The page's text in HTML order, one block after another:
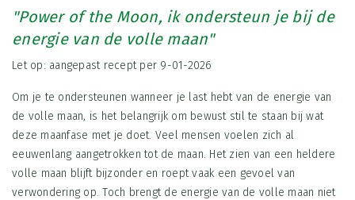
"Power of the Moon, ik ondersteun je bij de
energie van de volle maan"
Let op: aangepast recept per 9-01-2026
Om je te ondersteunen wanneer je last hebt van de energie van
de volle maan, is het belangrijk om bewust stil te staan bij wat
deze maanfase met je doet. Veel mensen voelen zich al
eeuwenlang aangetrokken tot de maan. Het zien van een heldere
volle maan blijft bijzonder en roept vaak een gevoel van
verwondering op. Toch brengt de energie van de volle maan niet